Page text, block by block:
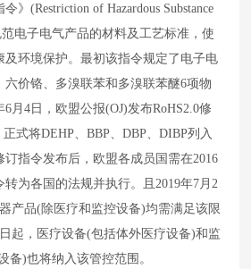
令》(Restriction of Hazardous Substance
电子电气产品的材料及工艺标准，使
及环境保护。最初该指令规定了电子电
六价铬、多溴联苯和多溴联苯醚6项物
6 月4日，欧盟公报(OJ)发布RoHS2.0修
正式将DEHP 、BBP 、DBP 、DIBP列入
订指令发布后，欧盟各成员国需在2016
转为各国的法规并执行。且 2019年7 月 2
产品( 除医疗和监控设备)均需满足该限
日起，医疗设备(包括体外医疗设备)和监
备)也将纳入该管控范围。